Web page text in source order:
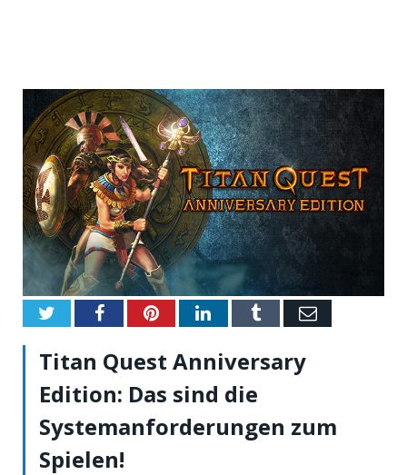
TwitterFacebookPinterestLinkedInTumblrEmail
Titan Quest Anniversary
Edition: Das sind die
Systemanforderungen zum
Spielen!